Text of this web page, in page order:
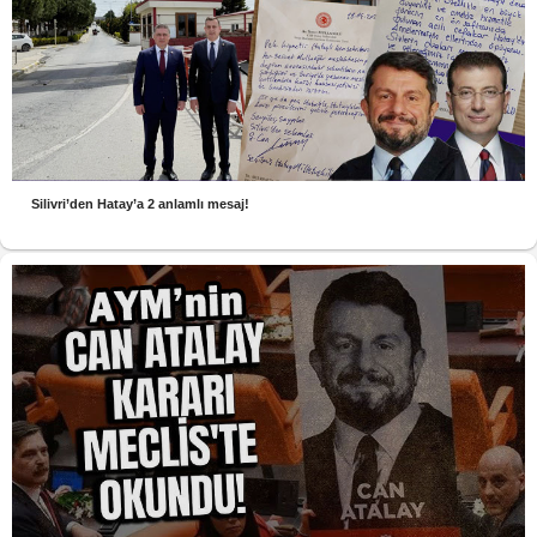
Silivri’den Hatay’a 2 anlamlı mesaj!